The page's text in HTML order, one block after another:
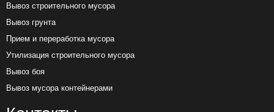
Вывоз строительного мусора
Вывоз грунта
Прием и переработка мусора
Утилизация строительного мусора
Вывоз боя
Вывоз мусора контейнерами